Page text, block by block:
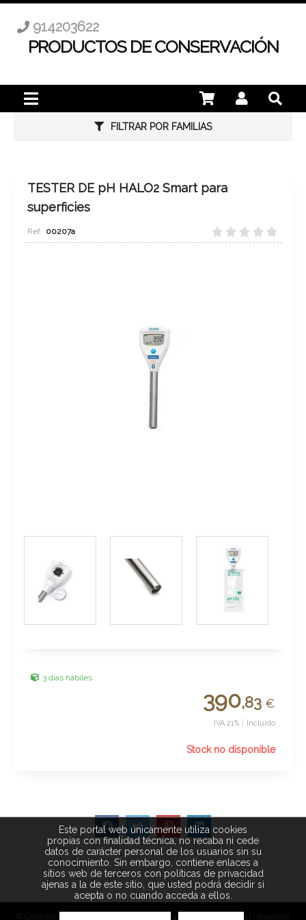
PRODUCTOS DE CONSERVACIÓN
914203622
FILTRAR POR FAMILIAS
TESTER DE pH HALO2 Smart para
superficies
00207a
3 días hábiles
390,83 €
IVA 21% Incluido
Stock no disponible
Política de privacidad Cookies
Este portal web únicamente utiliza cookies
propias con finalidad técnica, no recaba ni cede
datos de carácter personal de los usuarios sin su
conocimiento. Sin embargo, contiene enlaces a
sitios web de terceros con políticas de privacidad
ajenas a la de este sitio, que usted podrá decidir si
acepta o no cuando acceda a ellos.